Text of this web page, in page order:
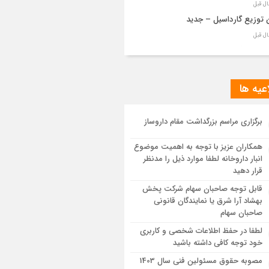
توزیع گارداسیل – جدید
داروخانه های پرمصرف لانتوس
مصرف با درصد ثبت تیکت بالا
لانتوس و نوومیکس و نوورپید
ها
برگزاری مراسم بزرگداشت مقام داروساز
همکاران عزیز با توجه به اهمیت موضوع
انبار داروخانه لطفا موارد ذیل را مدنظر
قرار دهید
قابل توجه صاحبان سهام شرکت پخش
بهشاد آرا شرق یا نمایندگان قانونی
صاحبان سهام
لطفا در حفظ اطلاعات شخصی و کاربری
خود توجه کافی داشته باشید
مصوبه حقوق مسئولین فنی سال 1403